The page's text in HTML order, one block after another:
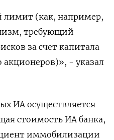
лимит (как, например,
требующий
за счет капитала
акционеров)», - указал
ИА осуществляется
стоимость ИА банка,
иммобилизации